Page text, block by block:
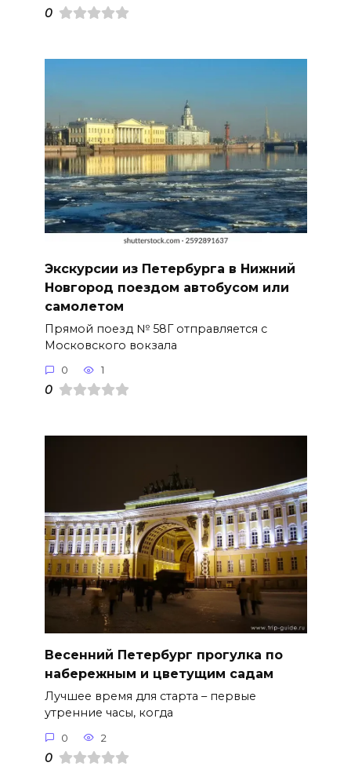
0
Экскурсии из Петербурга в Нижний
Новгород поездом автобусом или
самолетом
Прямой поезд № 58Г отправляется с
Московского вокзала
0 1
0
Весенний Петербург прогулка по
набережным и цветущим садам
Лучшее время для старта – первые
утренние часы, когда
0 2
0